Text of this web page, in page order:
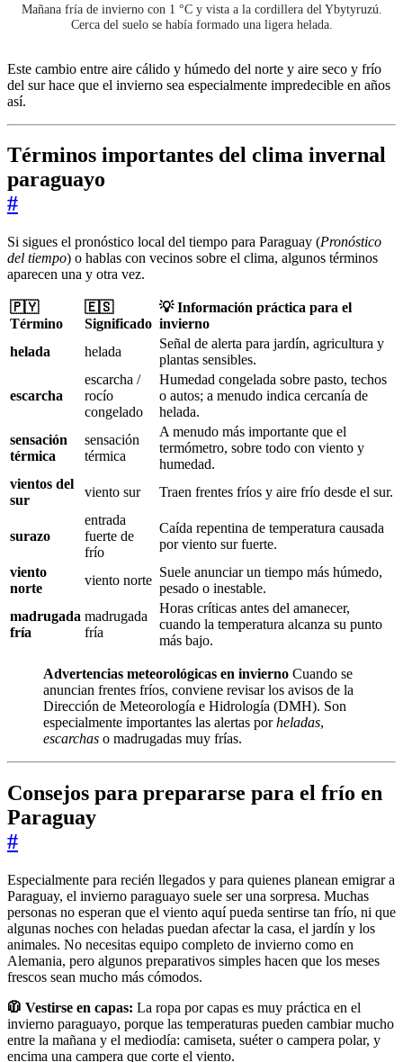
Mañana fría de invierno con 1 °C y vista a la cordillera del Ybytyruzú.
Cerca del suelo se había formado una ligera helada.
Este cambio entre aire cálido y húmedo del norte y aire seco y frío
del sur hace que el invierno sea especialmente impredecible en años
así.
Términos importantes del clima invernal
paraguayo
#
Si sigues el pronóstico local del tiempo para Paraguay (Pronóstico
del tiempo) o hablas con vecinos sobre el clima, algunos términos
aparecen una y otra vez.
🇵🇾
Término
🇪🇸
Significado
💡 Información práctica para el
invierno
helada
helada
Señal de alerta para jardín, agricultura y
plantas sensibles.
escarcha
escarcha /
rocío
congelado
Humedad congelada sobre pasto, techos
o autos; a menudo indica cercanía de
helada.
sensación
térmica
sensación
térmica
A menudo más importante que el
termómetro, sobre todo con viento y
humedad.
vientos del
sur
viento sur Traen frentes fríos y aire frío desde el sur.
surazo
entrada
fuerte de
frío
Caída repentina de temperatura causada
por viento sur fuerte.
viento
norte
viento norte
Suele anunciar un tiempo más húmedo,
pesado o inestable.
madrugada
fría
madrugada
fría
Horas críticas antes del amanecer,
cuando la temperatura alcanza su punto
más bajo.
Advertencias meteorológicas en invierno Cuando se
anuncian frentes fríos, conviene revisar los avisos de la
Dirección de Meteorología e Hidrología (DMH). Son
especialmente importantes las alertas porheladas,
escarchas o madrugadas muy frías.
Consejos para prepararse para el frío en
Paraguay
#
Especialmente para recién llegados y para quienes planean emigrar a
Paraguay, el invierno paraguayo suele ser una sorpresa. Muchas
personas no esperan que el viento aquí pueda sentirse tan frío, ni que
algunas noches con heladas puedan afectar la casa, el jardín y los
animales. No necesitas equipo completo de invierno como en
Alemania, pero algunos preparativos simples hacen que los meses
frescos sean mucho más cómodos.
🧥 Vestirse en capas: La ropa por capas es muy práctica en el
invierno paraguayo, porque las temperaturas pueden cambiar mucho
entre la mañana y el mediodía: camiseta, suéter o campera polar, y
encima una campera que corte el viento.